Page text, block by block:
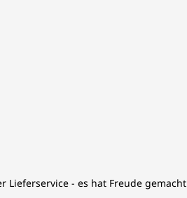
- es hat Freude gemacht